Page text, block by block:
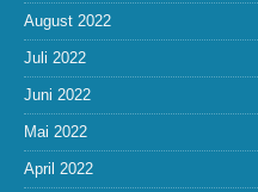
August 2022
Juli 2022
Juni 2022
Mai 2022
April 2022